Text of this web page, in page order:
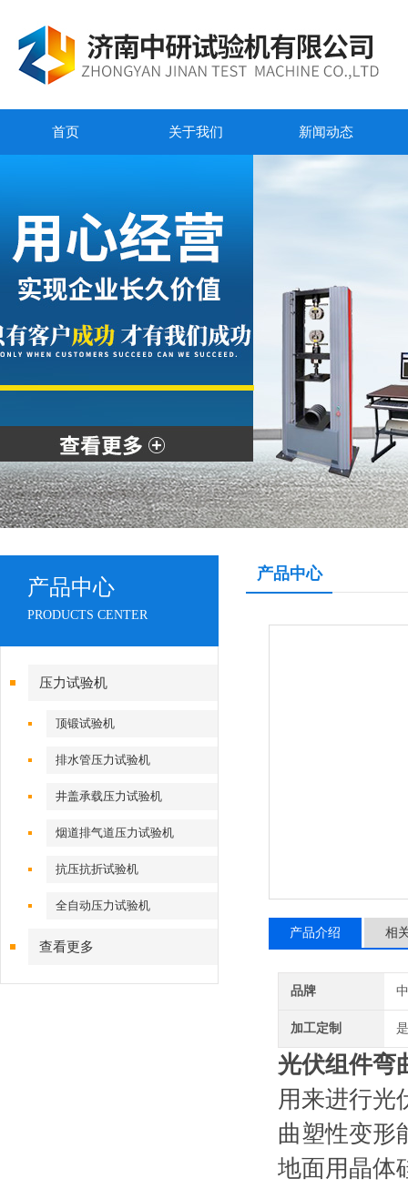
首页 关于我们 新闻动态
产品中心
PRODUCTS CENTER
压力试验机
顶锻试验机
排水管压力试验机
井盖承载压力试验机
烟道排气道压力试验机
抗压抗折试验机
全自动压力试验机
查看更多
产品中心
产品介绍 相
品牌
加工定制 是
光伏组件弯
用来进行光
曲塑性变形
地面用晶体